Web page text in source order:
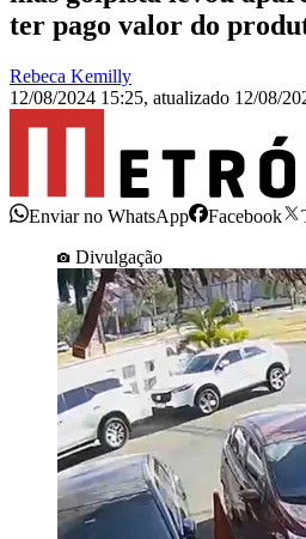
ter pago valor do
Rebeca Kemilly
12/08/2024 15:25, atualizado 12/08/
Enviar no WhatsApp Facebook
Divulgação